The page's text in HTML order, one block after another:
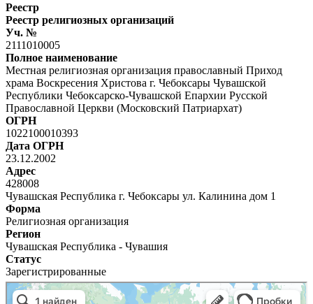
Реестр
Реестр религиозных организаций
Уч. №
2111010005
Полное наименование
Местная религиозная организация православный Приход
храма Воскресения Христова г. Чебоксары Чувашской
Республики Чебоксарско-Чувашской Епархии Русской
Православной Церкви (Московский Патриархат)
ОГРН
1022100010393
Дата ОГРН
23.12.2002
Адрес
428008
Чувашская Республика г. Чебоксары ул. Калинина дом 1
Форма
Религиозная организация
Регион
Чувашская Республика - Чувашия
Статус
Зарегистрированные